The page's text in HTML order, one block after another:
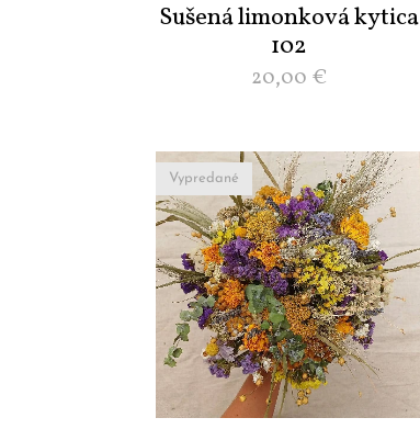
Sušená limonková kytica
102
20,00 €
Vypredané